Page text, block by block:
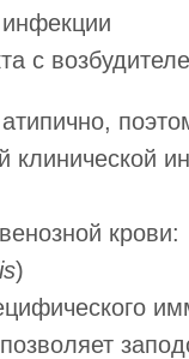
с
клинической
крови:
)